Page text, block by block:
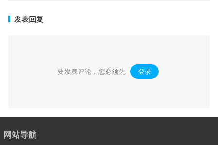
发表回复
要发表评论，您必须先 登录 。
网站导航